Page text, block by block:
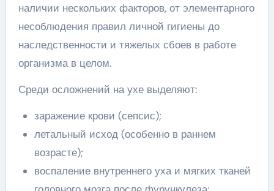
наличии нескольких факторов, от элементарного
несоблюдения правил личной гигиены до
наследственности и тяжелых сбоев в работе
организма в целом.
Среди осложнений на ухе выделяют:
заражение крови (сепсис);
летальный исход (особенно в раннем
возрасте);
воспаление внутреннего уха и мягких тканей